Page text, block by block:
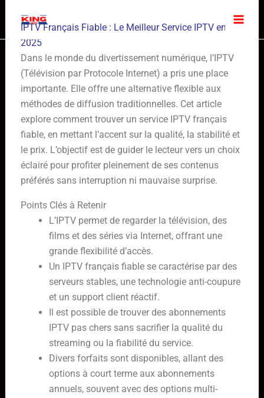
content
IPTV Français Fiable : Le Meilleur Service IPTV en
2025
Dans le monde du divertissement numérique, l’IPTV
(Télévision par Protocole Internet) a pris une place
importante. Elle offre une alternative flexible aux
méthodes de diffusion traditionnelles. Cet article
explore comment trouver un service IPTV français
fiable, en mettant l’accent sur la qualité, la stabilité et
le prix. L’objectif est de guider le lecteur vers un choix
éclairé pour profiter pleinement de ses contenus
préférés sans interruption ni mauvaise surprise.
Points Clés à Retenir
L’IPTV permet de regarder la télévision, des
films et des séries via Internet, offrant une
grande flexibilité d’accès.
Un IPTV français fiable se caractérise par des
serveurs stables, une technologie anti-coupure
et un support client réactif.
Il est possible de trouver des abonnements
IPTV pas chers sans sacrifier la qualité du
streaming ou la fiabilité du service.
Divers forfaits sont disponibles, allant des
options à court terme aux abonnements
annuels, souvent avec des options multi-